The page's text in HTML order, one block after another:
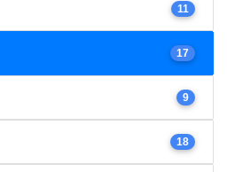
11
17
9
18